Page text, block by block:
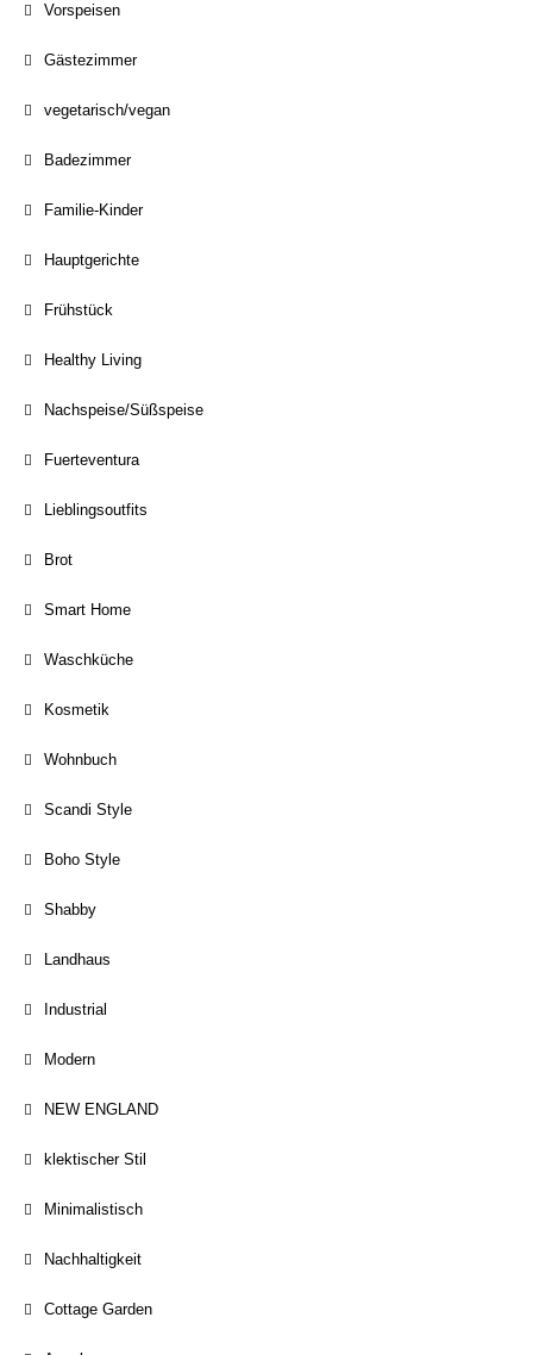
Vorspeisen
Gästezimmer
vegetarisch/vegan
Badezimmer
Familie-Kinder
Hauptgerichte
Frühstück
Healthy Living
Nachspeise/Süßspeise
Fuerteventura
Lieblingsoutfits
Brot
Smart Home
Waschküche
Kosmetik
Wohnbuch
Scandi Style
Boho Style
Shabby
Landhaus
Industrial
Modern
NEW ENGLAND
klektischer Stil
Minimalistisch
Nachhaltigkeit
Cottage Garden